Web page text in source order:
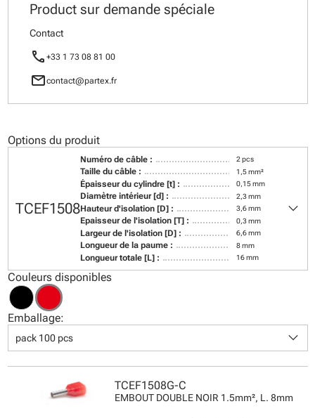
Product sur demande spéciale
Contact
call +33 1 73 08 81 00
mailcontact@partex.fr
Options du produit
TCEF1508
Numéro de câble : 2 pcs
Taille du câble : 1,5 mm²
Épaisseur du cylindre [t] : 0,15 mm
Diamètre intérieur [d] : 2,3 mm
Hauteur d'isolation [D] : 3,6 mm
Epaisseur de l'isolation [T] : 0,3 mm
Largeur de l'isolation [D] : 6,6 mm
Longueur de la paume : 8 mm
Longueur totale [L] : 16 mm
keyboard_arrow_down
Couleurs disponibles
Emballage:
pack 100 pcs keyboard_arrow_down
TCEF1508G-C
EMBOUT DOUBLE NOIR 1.5mm², L. 8mm